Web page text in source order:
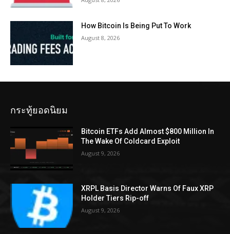
How Bitcoin Is Being Put To Work
August 8, 2026
กระทู้ยอดนิยม
Bitcoin ETFs Add Almost $800 Million In
The Wake Of Coldcard Exploit
August 9, 2026
XRPL Basis Director Warns Of Faux XRP
Holder Tiers Rip-off
August 9, 2026